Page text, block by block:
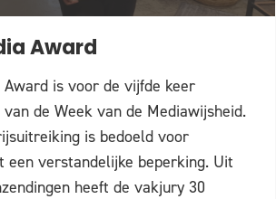
Award
Award is voor de vijfde keer
de Week van de Mediawijsheid.
is bedoeld voor
een verstandelijke beperking. Uit
heeft de vakjury 30